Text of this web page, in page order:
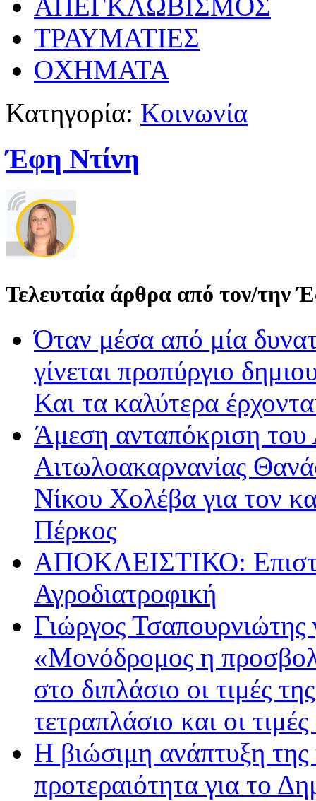
ΑΠΕΓΚΛΩΒΙΣΜΟΣ
ΤΡΑΥΜΑΤΙΕΣ
ΟΧΗΜΑΤΑ
Κατηγορία: Κοινωνία
Έφη Ντίνη
Τελευταία άρθρα από τον/την
Όταν μέσα από μία
γίνεται προπύργιο
Και τα καλύτερα
Άμεση ανταπόκριση του
Αιτωλοακαρνανίας
Νίκου Χολέβα για τον
Πέρκος
ΑΠΟΚΛΕΙΣΤΙΚΟ:
Αγροδιατροφική
Γιώργος
«Μονόδρομος η
στο διπλάσιο οι τιμές
τετραπλάσιο και οι
Η βιώσιμη ανάπτυξη της
προτεραιότητα για το